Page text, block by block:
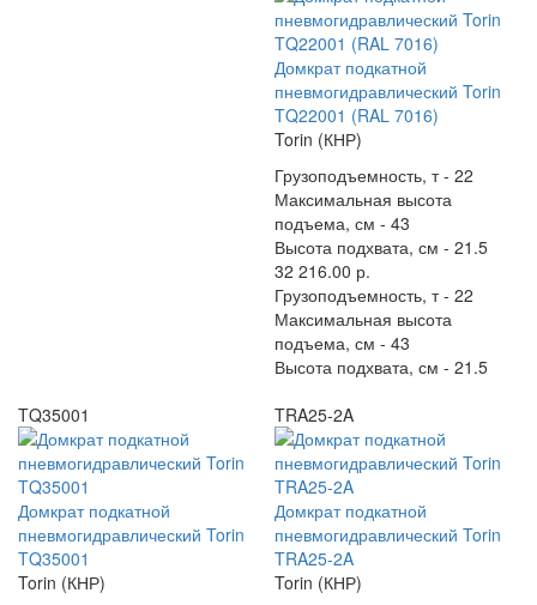
Домкрат подкатной
пневмогидравлический Torin
TQ22001 (RAL 7016)
Torin (КНР)
Грузоподъемность, т - 22
Максимальная высота
подъема, см - 43
Высота подхвата, см - 21.5
32 216.00 р.
Грузоподъемность, т - 22
Максимальная высота
подъема, см - 43
Высота подхвата, см - 21.5
TQ35001
Домкрат подкатной
пневмогидравлический Torin
TQ35001
Torin (КНР)
TRA25-2A
Домкрат подкатной
пневмогидравлический Torin
TRA25-2A
Torin (КНР)